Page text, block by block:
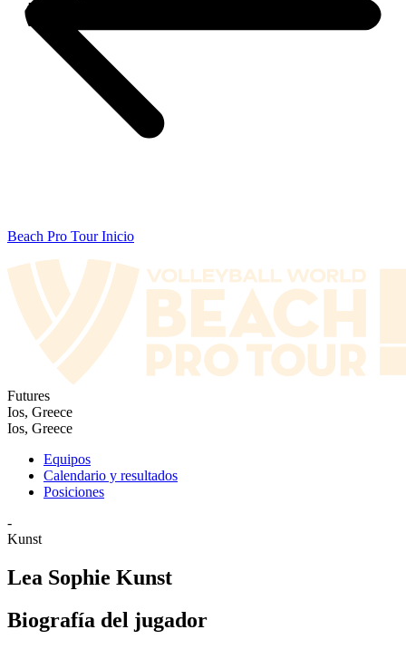
Beach Pro Tour Inicio
Futures
Ios, Greece
Ios, Greece
Equipos
Calendario y resultados
Posiciones
-
Kunst
Lea Sophie Kunst
Biografía del jugador